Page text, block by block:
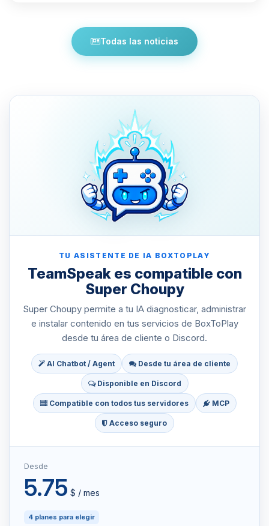
Todas las noticias
TU ASISTENTE DE IA BOXTOPLAY
TeamSpeak es compatible con
Super Choupy
Super Choupy permite a tu IA diagnosticar, administrar
e instalar contenido en tus servicios de BoxToPlay
desde tu área de cliente o Discord.
AI Chatbot / Agent Desde tu área de cliente
Disponible en Discord
Compatible con todos tus servidores MCP
Acceso seguro
Desde
5.75 $ / mes
4 planes para elegir